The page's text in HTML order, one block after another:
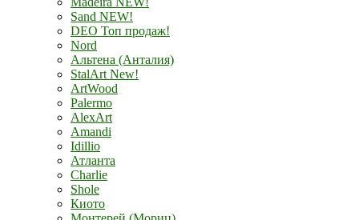
Sand NEW!
DEO Топ продаж!
Nord
Альтена (Анталия)
StalArt New!
ArtWood
Palermo
AlexArt
Amandi
Idillio
Атланта
Charlie
Shole
Киото